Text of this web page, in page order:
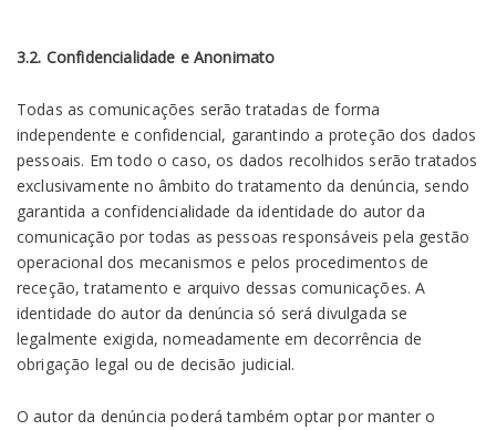
3.2. Confidencialidade e Anonimato
Todas as comunicações serão tratadas de forma
independente e confidencial, garantindo a proteção dos dados
pessoais. Em todo o caso, os dados recolhidos serão tratados
exclusivamente no âmbito do tratamento da denúncia, sendo
garantida a confidencialidade da identidade do autor da
comunicação por todas as pessoas responsáveis pela gestão
operacional dos mecanismos e pelos procedimentos de
receção, tratamento e arquivo dessas comunicações. A
identidade do autor da denúncia só será divulgada se
legalmente exigida, nomeadamente em decorrência de
obrigação legal ou de decisão judicial.
O autor da denúncia poderá também optar por manter o